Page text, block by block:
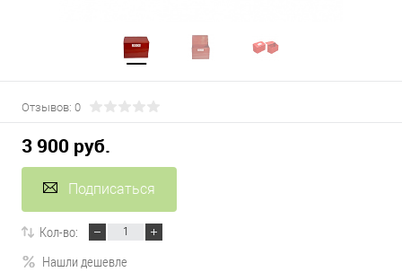
Отзывов: 0
3 900 руб.
Подписаться
Кол-во:
Нашли дешевле